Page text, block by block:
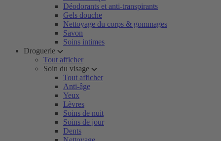
Déodorants et anti-transpirants
Gels douche
Nettoyage du corps & gommages
Savon
Soins intimes
Droguerie
Tout afficher
Soin du visage
Tout afficher
Anti-âge
Yeux
Lèvres
Soins de nuit
Soins de jour
Dents